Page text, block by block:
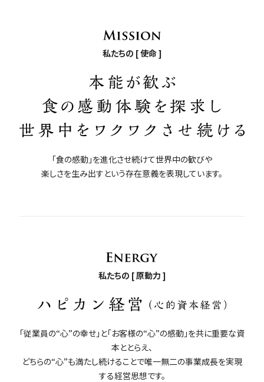
私たちの [ 使命 ]
「食の感動」を進化させ続けて世界中の歓びや
楽しさを生み出すという存在意義を表現しています。
私たちの [ 原動力 ]
「従業員の“心”の幸せ」と「お客様の“心”の感動」を共に重要な資
本ととらえ、
どちらの“心”も満たし続けることで唯一無二の事業成長を実現
する経営思想です。